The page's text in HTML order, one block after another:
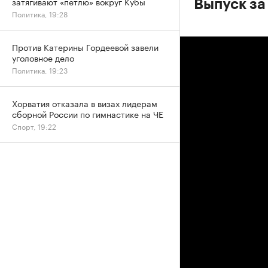
Выпуск
Политика, 19:28
Против Катерины Гордеевой завели
уголовное дело
Политика, 19:23
Хорватия отказала в визах лидерам
сборной России по гимнастике на ЧЕ
Спорт, 19:22